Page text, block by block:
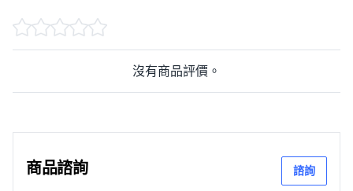
沒有商品評價。
商品諮詢 諮詢